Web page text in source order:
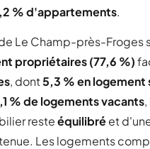
% d'appartements.
Le Champ-près-Froges
propriétaires (77,6 %)
, dont5,3 % en logement
% de logements vacants
resteéquilibréet
Les logements